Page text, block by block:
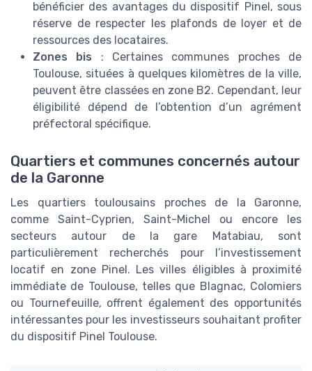
bénéficier des avantages du dispositif Pinel, sous
réserve de respecter les plafonds de loyer et de
ressources des locataires.
Zones bis : Certaines communes proches de
Toulouse, situées à quelques kilomètres de la ville,
peuvent être classées en zone B2. Cependant, leur
éligibilité dépend de l’obtention d’un agrément
préfectoral spécifique.
Quartiers et communes concernés autour
de la Garonne
Les quartiers toulousains proches de la Garonne,
comme Saint-Cyprien, Saint-Michel ou encore les
secteurs autour de la gare Matabiau, sont
particulièrement recherchés pour l’investissement
locatif en zone Pinel. Les villes éligibles à proximité
immédiate de Toulouse, telles que Blagnac, Colomiers
ou Tournefeuille, offrent également des opportunités
intéressantes pour les investisseurs souhaitant profiter
du dispositif Pinel Toulouse.